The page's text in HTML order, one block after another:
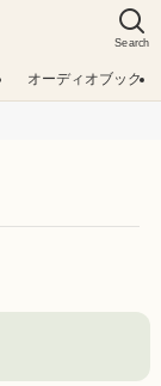
Search
オーディオブック